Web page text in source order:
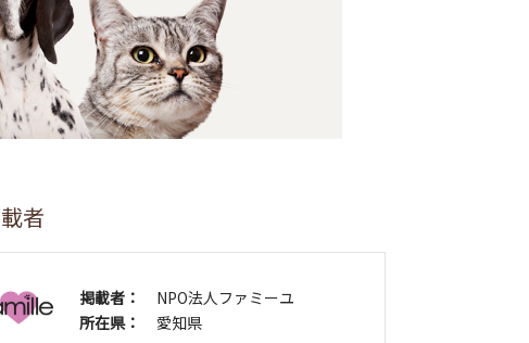
者
掲載者：
NPO法人ファミーユ
所在県：
愛知県